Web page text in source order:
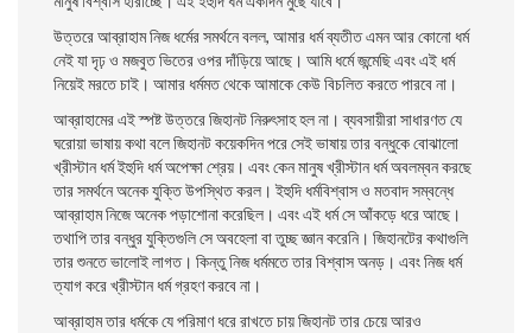
উত্তরে আব্রাহাম নিজ ধর্মের সমর্থনে বলল, আমার ধর্ম ব্যতীত এমন আর কোনাে ধর্ম
নেই যা দৃঢ় ও মজবুত ভিতের ওপর দাঁড়িয়ে আছে। আমি ধর্মে জন্মেছি এবং এই ধর্ম
নিয়েই মরতে চাই। আমার ধর্মমত থেকে আমাকে কেউ বিচলিত করতে পারবে না।
আব্রাহামের এই স্পষ্ট উত্তরে জিহানট নিরুৎসাহ হল না। ব্যবসায়ীরা সাধারণত যে
ঘরােয়া ভাষায় কথা বলে জিহানট কয়েকদিন পরে সেই ভাষায় তার বন্ধুকে বােঝালাে
খ্রীস্টান ধর্ম ইহুদি ধর্ম অপেক্ষা শ্রেয়। এবং কেন মানুষ খ্রীস্টান ধর্ম অবলম্বন করছে
তার সমর্থনে অনেক যুক্তি উপস্থিত করল। ইহুদি ধর্মবিশ্বাস ও মতবাদ সম্বন্ধে
আব্রাহাম নিজে অনেক পড়াশােনা করেছিল। এবং এই ধর্ম সে আঁকড়ে ধরে আছে।
তথাপি তার বন্ধুর যুক্তিগুলি সে অবহেলা বা তুচ্ছ জ্ঞান করেনি। জিহানটের কথাগুলি
তার শুনতে ভালােই লাগত। কিন্তু নিজ ধর্মমতে তার বিশ্বাস অনড়। এবং নিজ ধর্ম
ত্যাগ করে খ্রীস্টান ধর্ম গ্রহণ করবে না।
আব্রাহাম তার ধর্মকে যে পরিমাণ ধরে রাখতে চায় জিহানট তার চেয়ে আরও